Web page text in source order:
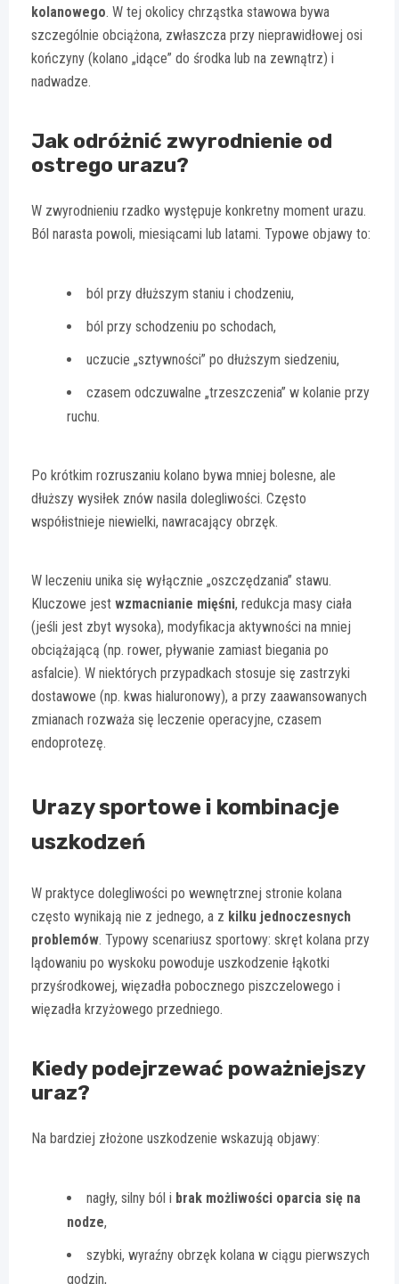
kolanowego. W tej okolicy chrząstka stawowa bywa
szczególnie obciążona, zwłaszcza przy nieprawidłowej osi
kończyny (kolano „idące” do środka lub na zewnątrz) i
nadwadze.
Jak odróżnić zwyrodnienie od
ostrego urazu?
W zwyrodnieniu rzadko występuje konkretny moment urazu.
Ból narasta powoli, miesiącami lub latami. Typowe objawy to:
ból przy dłuższym staniu i chodzeniu,
ból przy schodzeniu po schodach,
uczucie „sztywności” po dłuższym siedzeniu,
czasem odczuwalne „trzeszczenia” w kolanie przy
ruchu.
Po krótkim rozruszaniu kolano bywa mniej bolesne, ale
dłuższy wysiłek znów nasila dolegliwości. Często
współistnieje niewielki, nawracający obrzęk.
W leczeniu unika się wyłącznie „oszczędzania” stawu.
Kluczowe jest wzmacnianie mięśni, redukcja masy ciała
(jeśli jest zbyt wysoka), modyfikacja aktywności na mniej
obciążającą (np. rower, pływanie zamiast biegania po
asfalcie). W niektórych przypadkach stosuje się zastrzyki
dostawowe (np. kwas hialuronowy), a przy zaawansowanych
zmianach rozważa się leczenie operacyjne, czasem
endoprotezę.
Urazy sportowe i kombinacje
uszkodzeń
W praktyce dolegliwości po wewnętrznej stronie kolana
często wynikają nie z jednego, a z kilku jednoczesnych
problemów. Typowy scenariusz sportowy: skręt kolana przy
lądowaniu po wyskoku powoduje uszkodzenie łąkotki
przyśrodkowej, więzadła pobocznego piszczelowego i
więzadła krzyżowego przedniego.
Kiedy podejrzewać poważniejszy
uraz?
Na bardziej złożone uszkodzenie wskazują objawy:
nagły, silny ból i brak możliwości oparcia się na
nodze,
szybki, wyraźny obrzęk kolana w ciągu pierwszych
godzin,